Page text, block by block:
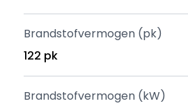
Brandstofvermogen (pk)
122 pk
Brandstofvermogen (kW)